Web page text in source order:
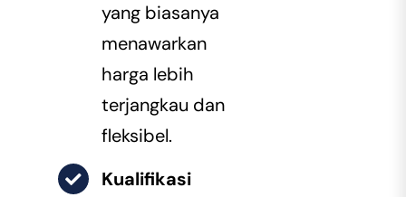
yang biasanya
menawarkan
harga lebih
terjangkau dan
fleksibel.
Kualifikasi